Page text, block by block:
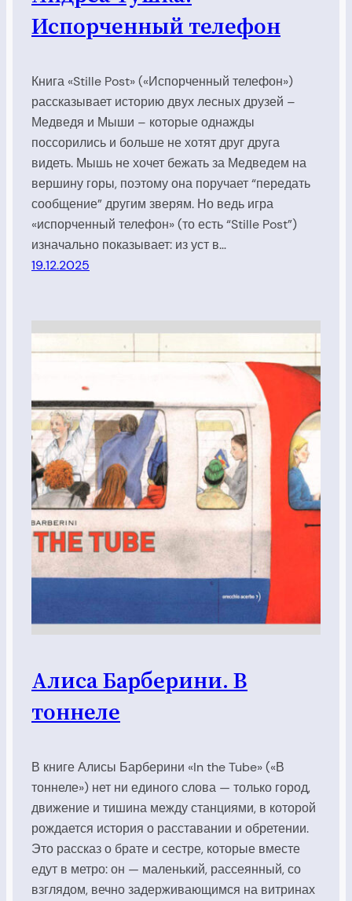
Испорченный телефон
Книга «Stille Post» («Испорченный телефон»)
рассказывает историю двух лесных друзей –
Медведя и Мыши – которые однажды
поссорились и больше не хотят друг друга
видеть. Мышь не хочет бежать за Медведем на
вершину горы, поэтому она поручает “передать
сообщение” другим зверям. Но ведь игра
«испорченный телефон» (то есть “Stille Post”)
изначально показывает: из уст в…
19.12.2025
Алиса Барберини. В
тоннеле
В книге Алисы Барберини «In the Tube» («В
тоннеле») нет ни единого слова — только город,
движение и тишина между станциями, в которой
рождается история о расставании и обретении.
Это рассказ о брате и сестре, которые вместе
едут в метро: он — маленький, рассеянный, со
взглядом, вечно задерживающимся на витринах